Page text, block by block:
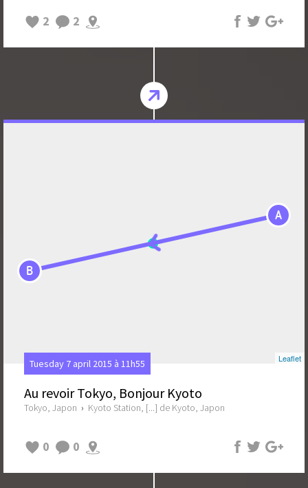
2
2
A
B
Leaflet
Tuesday 7 april 2015 à 11h55
Au revoir Tokyo, Bonjour Kyoto
Tokyo, Japon › Kyoto Station, [...] de Kyoto, Japon
0 0